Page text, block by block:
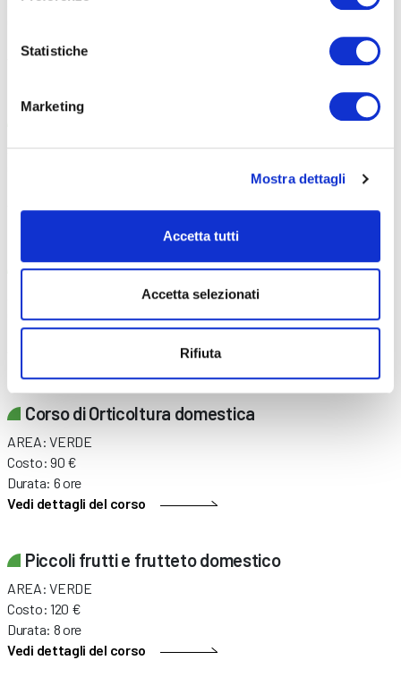
Statistiche
Marketing
Mostra dettagli
Accetta tutti
Accetta selezionati
Rifiuta
Durata: 6 ore
Corso di excel modulo base – Online
AREA: INFORMATICA
Vedi dettagli del corso
Corso di excel modulo intermedio
Costo: 180 €
Durata: 16 ore
Corso di Orticoltura domestica
AREA: VERDE
Costo: 90 €
Durata: 6 ore
Vedi dettagli del corso
Piccoli frutti e frutteto domestico
AREA: VERDE
Costo: 120 €
Durata: 8 ore
Vedi dettagli del corso